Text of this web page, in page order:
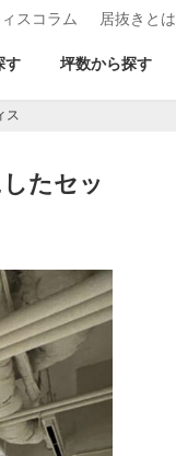
スコラム 居抜きとは
す 坪数から探す
ス
たセッ